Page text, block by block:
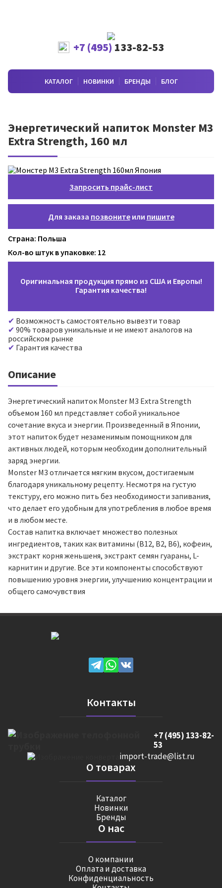
+7 (495) 133-82-53
КАТАЛОГ НОВИНКИ БРЕНДЫ БЛОГ
Энергетический напиток Monster M3
Extra Strength, 160 мл
Запросить прайс-лист
Для заказа позвонитеили пишите
Страна: Польша
Кол-во штук в упаковке: 12
Оригинальная продукция прямо из США и Европы!
Гарантия качества!
Возможность самостоятельно вывезти товар
90% товаров уникальные и не имеют аналогов на
российском рынке
Гарантия качества
Описание
Энергетический напиток Monster M3 Extra Strength
объемом 160 мл представляет собой уникальное
сочетание вкуса и энергии. Произведенный в Японии,
этот напиток будет незаменимым помощником для
активных людей, которым необходим дополнительный
заряд энергии.
Monster M3 отличается мягким вкусом, достигаемым
благодаря уникальному рецепту. Несмотря на густую
текстуру, его можно пить без необходимости запивания,
что делает его удобным для употребления в любое время
и в любом месте.
Состав напитка включает множество полезных
ингредиентов, таких как витамины (В12, В2, В6), кофеин,
экстракт корня женьшеня, экстракт семян гуараны, L-
карнитин и другие. Все эти компоненты способствуют
повышению уровня энергии, улучшению концентрации и
общего самочувствия
Контакты
+7 (495) 133-82-
53
import-trade@list.ru
О товарах
Каталог
Новинки
Бренды
О нас
О компании
Оплата и доставка
Конфиденциальность